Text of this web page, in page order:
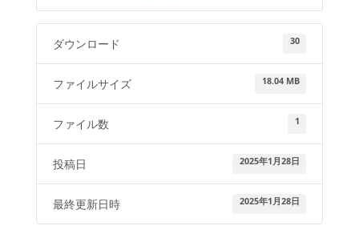
ダウンロード 30
ファイルサイズ 18.04 MB
ファイル数 1
投稿日 2025年1月28日
最終更新日時 2025年1月28日